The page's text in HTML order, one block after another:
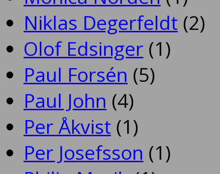
Niklas Degerfeldt (2)
Olof Edsinger (1)
Paul Forsén (5)
Paul John (4)
Per Åkvist (1)
Per Josefsson (1)